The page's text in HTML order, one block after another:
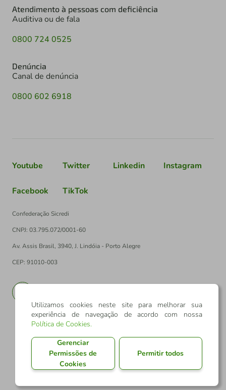
Atendimento à pessoas com deficiência
Auditiva ou de fala
0800 724 0525
Denúncia
Canal de denúncia
0800 602 6918
Youtube Twitter Linkedin Instagram
Facebook TikTok
Confederação Sicredi
CNPJ: 03.795.072/0001-60
Av. Assis Brasil, 3940, J. Lindóia - Porto Alegre
CEP: 91010-003
Utilizamos cookies neste site para melhorar sua
experiência de navegação de acordo com nossa
Política de Cookies.
Gerenciar
Permissões de
Cookies
Permitir todos